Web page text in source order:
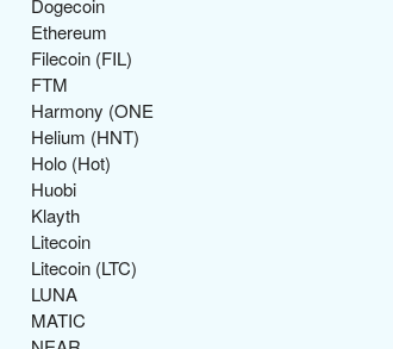
Dogecoin
Ethereum
Filecoin (FIL)
FTM
Harmony (ONE
Helium (HNT)
Holo (Hot)
Huobi
Klayth
Litecoin
Litecoin (LTC)
LUNA
MATIC